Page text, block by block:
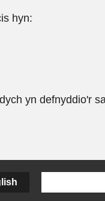
hyn:
yn defnyddio'r